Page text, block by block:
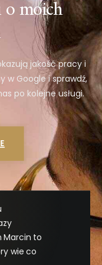
moich
jakość pracy i
w Google i sprawdź,
po kolejne usługi.
Marcin to
wie co